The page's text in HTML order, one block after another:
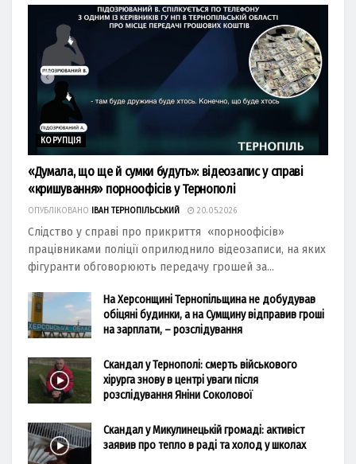
КОРУПЦІЯ
«Думала, що ще й сумки будуть»: відеозапис у справі
«кришування» порноофісів у Тернополі
ОПУБЛІКОВАНО ІВАН ТЕРНОПІЛЬСЬКИЙ 20.05.2026
Слідство у справі про прикриття «порноофісів»
працівниками поліції оприлюднило відеозаписи, на яких
фігуранти обговорюють передачу грошей за...
На Херсонщині Тернопільщина не добудував
обіцяні будинки, а на Сумщину відправив гроші
на зарплати, – розслідування
Скандал у Тернополі: смерть військового
хірурга знову в центрі уваги після
розслідування Яніни Соколової
Скандал у Микулинецькій громаді: активіст
заявив про тепло в раді та холод у школах